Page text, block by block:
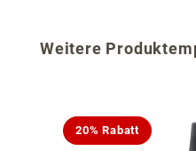
Produktgalerie
Weitere
20% Rabatt